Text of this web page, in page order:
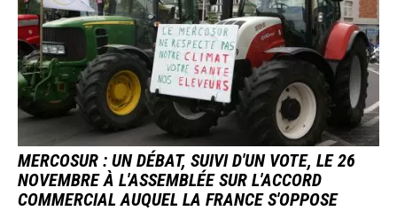
MERCOSUR : UN DÉBAT, SUIVI D'UN VOTE, LE 26
NOVEMBRE À L'ASSEMBLÉE SUR L'ACCORD
COMMERCIAL AUQUEL LA FRANCE S'OPPOSE